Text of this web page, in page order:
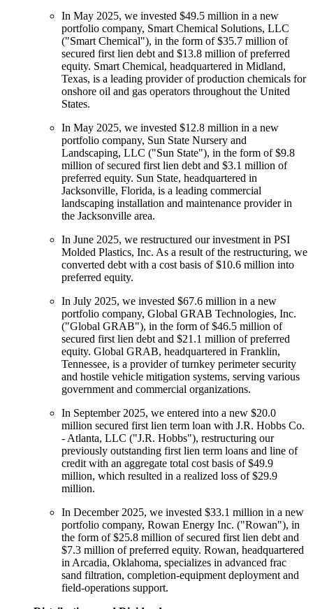
In May 2025, we invested $49.5 million in a new
portfolio company, Smart Chemical Solutions, LLC
("Smart Chemical"), in the form of $35.7 million of
secured first lien debt and $13.8 million of preferred
equity. Smart Chemical, headquartered in Midland,
Texas, is a leading provider of production chemicals for
onshore oil and gas operators throughout the United
States.
In May 2025, we invested $12.8 million in a new
portfolio company, Sun State Nursery and
Landscaping, LLC ("Sun State"), in the form of $9.8
million of secured first lien debt and $3.1 million of
preferred equity. Sun State, headquartered in
Jacksonville, Florida, is a leading commercial
landscaping installation and maintenance provider in
the Jacksonville area.
In June 2025, we restructured our investment in PSI
Molded Plastics, Inc. As a result of the restructuring, we
converted debt with a cost basis of $10.6 million into
preferred equity.
In July 2025, we invested $67.6 million in a new
portfolio company, Global GRAB Technologies, Inc.
("Global GRAB"), in the form of $46.5 million of
secured first lien debt and $21.1 million of preferred
equity. Global GRAB, headquartered in Franklin,
Tennessee, is a provider of turnkey perimeter security
and hostile vehicle mitigation systems, serving various
government and commercial organizations.
In September 2025, we entered into a new $20.0
million secured first lien term loan with J.R. Hobbs Co.
- Atlanta, LLC ("J.R. Hobbs"), restructuring our
previously outstanding first lien term loans and line of
credit with an aggregate total cost basis of $49.9
million, which resulted in a realized loss of $29.9
million.
In December 2025, we invested $33.1 million in a new
portfolio company, Rowan Energy Inc. ("Rowan"), in
the form of $25.8 million of secured first lien debt and
$7.3 million of preferred equity. Rowan, headquartered
in Arcadia, Oklahoma, specializes in advanced frac
sand filtration, completion-equipment deployment and
field-operations support.